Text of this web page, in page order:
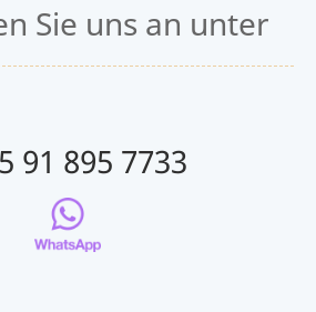
Sie uns an unter
91 895 7733